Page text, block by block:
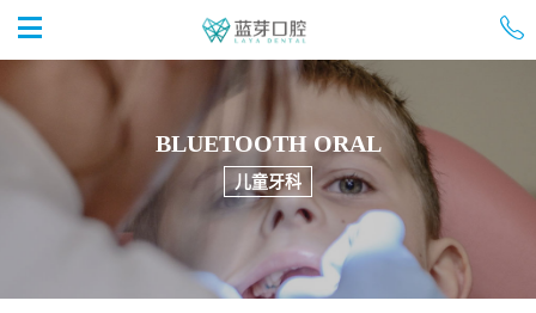
 
BLUETOOTH ORAL
儿童牙科